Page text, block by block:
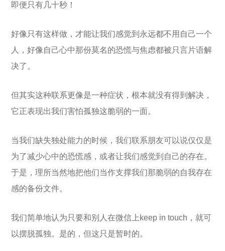
即便只有几十秒！
好像只有这样做，才能让我们感觉到永远都不用自己一个
人，好像自己心中那份莫名的恐慌与焦虑都被只言片语解
决了。
但其实这种联系更像是一种症状，根本就没有得到解决，
它正表现出我们害怕孤独这脆弱的一面。
当我们缺失独处能力的时候，我们联系朋友可以说仅仅是
为了减少心中的恐慌感，或者让我们感觉到自己的存在。
于是，理所当然地把他们当作支撑我们那脆弱的自我存在
感的备份文件。
我们简单地认为只要和别人在微信上keep in touch，就可
以摆脱孤独。是的，但这只是暂时的。